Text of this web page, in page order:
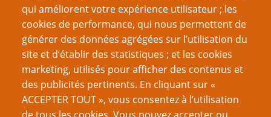
qui améliorent votre expérience utilisateur ; les
cookies de performance, qui nous permettent de
générer des données agrégées sur l’utilisation du
site et d’établir des statistiques ; et les cookies
marketing, utilisés pour afficher des contenus et
des publicités pertinents. En cliquant sur «
ACCEPTER TOUT », vous consentez à l’utilisation
Pagination 1
Page
suivante
››
VOUS AIMEREZ AUSSI
Réfléchissez avant de quantifier